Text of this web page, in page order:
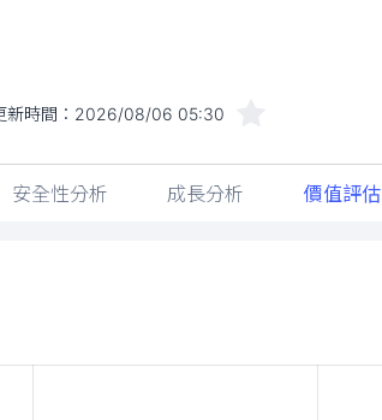
時間： 2026/08/06 05:30
安全性分析 成長分析 價值評估